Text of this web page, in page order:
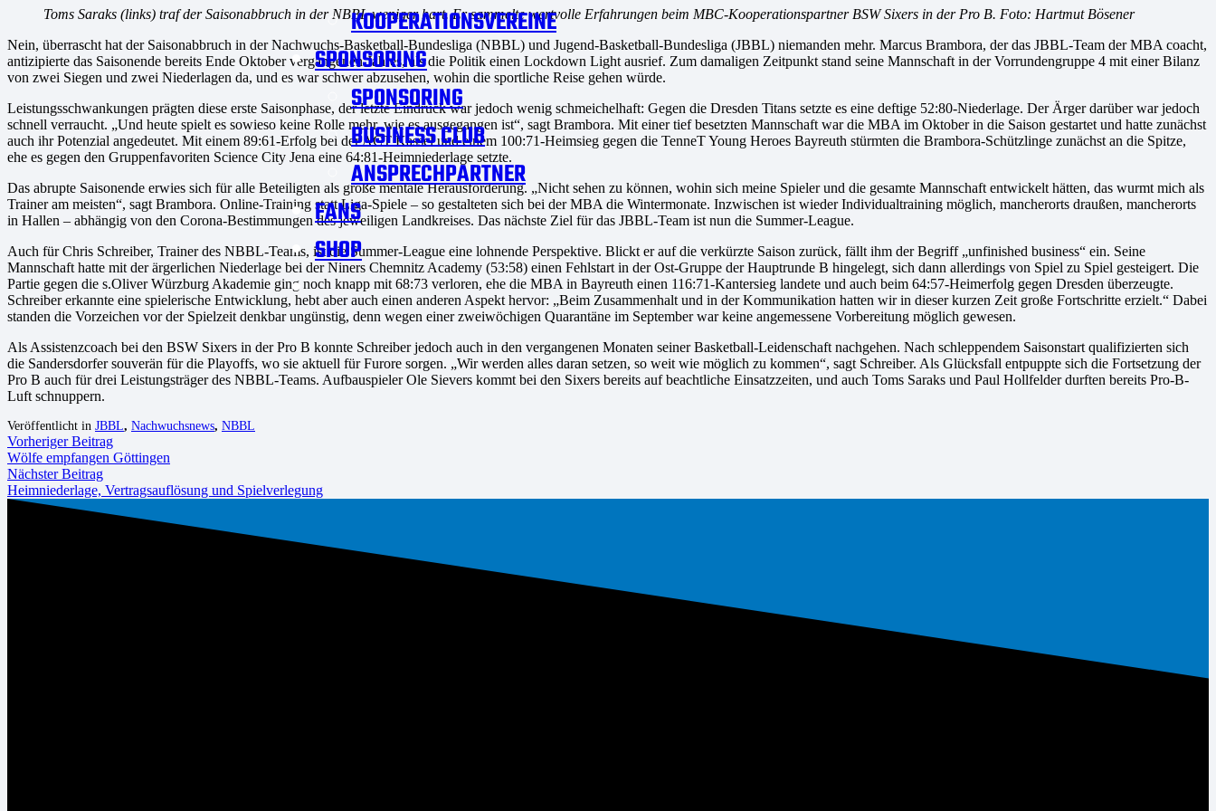
KOOPERATIONSVEREINE
SPONSORING
SPONSORING
BUSINESS CLUB
ANSPRECHPARTNER
FANS
SHOP
Toms Saraks (links) traf der Saisonabbruch in der NBBL weniger hart. Er sammelte wertvolle Erfahrungen beim MBC-Kooperationspartner BSW Sixers in der Pro B. Foto: Hartmut Bösener
Nein, überrascht hat der Saisonabbruch in der Nachwuchs-Basketball-Bundesliga (NBBL) und Jugend-Basketball-Bundesliga (JBBL) niemanden mehr. Marcus Brambora, der das JBBL-Team der MBA coacht,
antizipierte das Saisonende bereits Ende Oktober vergangenen Jahres, als die Politik einen Lockdown Light ausrief. Zum damaligen Zeitpunkt stand seine Mannschaft in der Vorrundengruppe 4 mit einer Bilanz
von zwei Siegen und zwei Niederlagen da, und es war schwer abzusehen, wohin die sportliche Reise gehen würde.
Leistungsschwankungen prägten diese erste Saisonphase, der letzte Eindruck war jedoch wenig schmeichelhaft: Gegen die Dresden Titans setzte es eine deftige 52:80-Niederlage. Der Ärger darüber war jedoch
schnell verraucht. „Und heute spielt es sowieso keine Rolle mehr, wie es ausgegangen ist“, sagt Brambora. Mit einer tief besetzten Mannschaft war die MBA im Oktober in die Saison gestartet und hatte zunächst
auch ihr Potenzial angedeutet. Mit einem 89:61-Erfolg bei der ACT Kassel und einem 100:71-Heimsieg gegen die TenneT Young Heroes Bayreuth stürmten die Brambora-Schützlinge zunächst an die Spitze,
ehe es gegen den Gruppenfavoriten Science City Jena eine 64:81-Heimniederlage setzte.
Das abrupte Saisonende erwies sich für alle Beteiligten als große mentale Herausforderung. „Nicht sehen zu können, wohin sich meine Spieler und die gesamte Mannschaft entwickelt hätten, das wurmt mich als
Trainer am meisten“, sagt Brambora. Online-Training statt Liga-Spiele – so gestalteten sich bei der MBA die Wintermonate. Inzwischen ist wieder Individualtraining möglich, mancherorts draußen, mancherorts
in Hallen – abhängig von den Corona-Bestimmungen des jeweiligen Landkreises. Das nächste Ziel für das JBBL-Team ist nun die Summer-League.
Auch für Chris Schreiber, Trainer des NBBL-Teams, ist die Summer-League eine lohnende Perspektive. Blickt er auf die verkürzte Saison zurück, fällt ihm der Begriff „unfinished business“ ein. Seine
Mannschaft hatte mit der ärgerlichen Niederlage bei der Niners Chemnitz Academy (53:58) einen Fehlstart in der Ost-Gruppe der Hauptrunde B hingelegt, sich dann allerdings von Spiel zu Spiel gesteigert. Die
Partie gegen die s.Oliver Würzburg Akademie ging noch knapp mit 68:73 verloren, ehe die MBA in Bayreuth einen 116:71-Kantersieg landete und auch beim 64:57-Heimerfolg gegen Dresden überzeugte.
Schreiber erkannte eine spielerische Entwicklung, hebt aber auch einen anderen Aspekt hervor: „Beim Zusammenhalt und in der Kommunikation hatten wir in dieser kurzen Zeit große Fortschritte erzielt.“ Dabei
standen die Vorzeichen vor der Spielzeit denkbar ungünstig, denn wegen einer zweiwöchigen Quarantäne im September war keine angemessene Vorbereitung möglich gewesen.
Als Assistenzcoach bei den BSW Sixers in der Pro B konnte Schreiber jedoch auch in den vergangenen Monaten seiner Basketball-Leidenschaft nachgehen. Nach schleppendem Saisonstart qualifizierten sich
die Sandersdorfer souverän für die Playoffs, wo sie aktuell für Furore sorgen. „Wir werden alles daran setzen, so weit wie möglich zu kommen“, sagt Schreiber. Als Glücksfall entpuppte sich die Fortsetzung der
Pro B auch für drei Leistungsträger des NBBL-Teams. Aufbauspieler Ole Sievers kommt bei den Sixers bereits auf beachtliche Einsatzzeiten, und auch Toms Saraks und Paul Hollfelder durften bereits Pro-B-
Luft schnuppern.
Veröffentlicht in JBBL, Nachwuchsnews, NBBL
Vorheriger Beitrag
Wölfe empfangen Göttingen
Nächster Beitrag
Heimniederlage, Vertragsauflösung und Spielverlegung